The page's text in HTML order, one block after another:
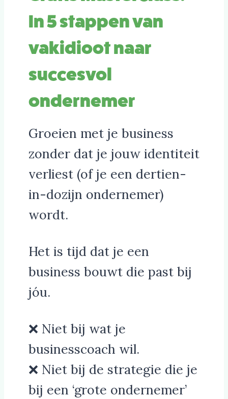
In 5 stappen van
vakidioot naar
succesvol
ondernemer
Groeien met je business
zonder dat je jouw identiteit
verliest (of je een dertien-
in-dozijn ondernemer)
wordt.
Het is tijd dat je een
business bouwt die past bij
jóu.
❌ Niet bij wat je
businesscoach wil.
❌ Niet bij de strategie die je
bij een ‘grote ondernemer’